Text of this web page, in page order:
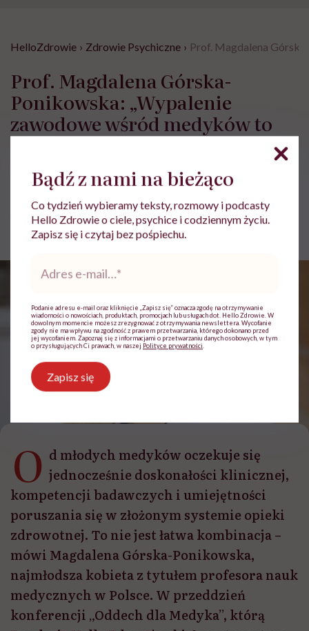
HelloZdrowie › Zdrowie Psychiczne › Prof. Magdalena
Prof. Magdalena Górska-
Ponikowska: „Wypalenie
zawodowe wśród medyków to
zjawisko systemowe, nie
indywidualna słabość”
Jolanta Pawnik
Opublikowano:14.05.2026 08:07
O d młodych medyków oczekuje się
jednocześnie doskonałości klinicznej,
kompetencji badawczych i umiejętności
poruszania się w złożonym systemie opieki
zdrowotnej. To nie jest łatwa kombinacja –
mówi Magdalena Górska-Ponikowska,
najmłodsza kobieta z tytułem profesora nauk
medycznych w Polsce. W przeddzień
konferencji „Oddech dla Medyka”, którą
Bądź z nami na bieżąco
Co tydzień wybieramy teksty, rozmowy i podcasty
Hello Zdrowie o ciele, psychice i codziennym życiu.
Zapisz się i czytaj bez pośpiechu.
*
Podanie adresu e-mail oraz kliknięcie „Zapisz się” oznacza zgodę na otrzymywanie
wiadomości o nowościach, produktach, promocjach lub usługach dot. Hello Zdrowie. W
dowolnym momencie możesz zrezygnować z otrzymywania newslettera. Wycofanie
zgody nie ma wpływu na zgodność z prawem przetwarzania, którego dokonano przed
jej wycofaniem. Zapoznaj się z informacjami o przetwarzaniu danych osobowych, w tym
o przysługujących Ci prawach, w naszej Polityce prywatności
Zapisz się